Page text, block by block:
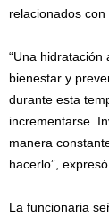
relacionados con
“Una
bienestar y
durante esta
incrementarse.
manera
hacerlo”, expresó.
La funcionaria